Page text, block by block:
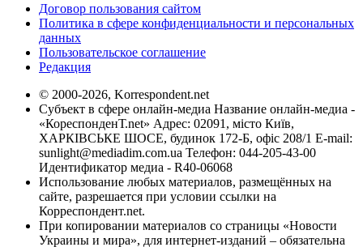
Договор пользования сайтом
Политика в сфере конфиденциальности и персональных
данных
Пользовательское соглашение
Редакция
© 2000-2026, Korrespondent.net
Субъект в сфере онлайн-медиа Название онлайн-медиа -
«КореспонденТ.net» Адрес: 02091, місто Київ,
ХАРКІВСЬКЕ ШОСЕ, будинок 172-Б, офіс 208/1 E-mail:
sunlight@mediadim.com.ua Телефон: 044-205-43-00
Идентификатор медиа - R40-06068
Использование любых материалов, размещённых на
сайте, разрешается при условии ссылки на
Корреспондент.net.
При копировании материалов со страницы «Новости
Украины и мира», для интернет-изданий – обязательна